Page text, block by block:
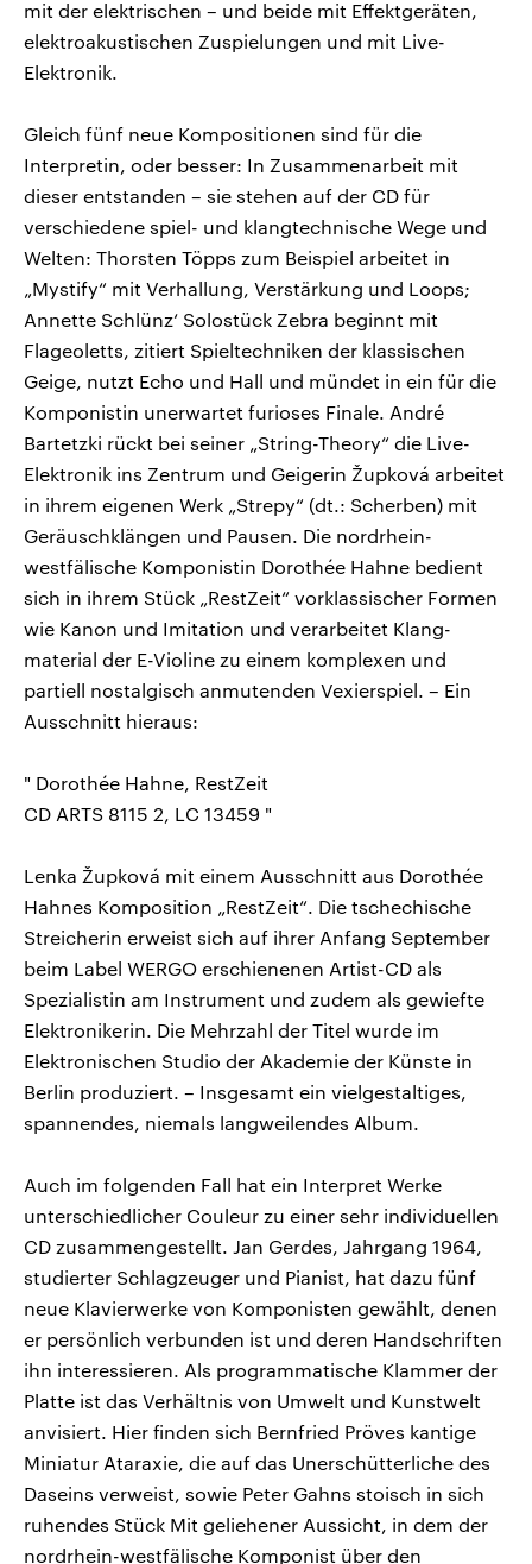
mit der elektrischen – und beide mit Effektgeräten,
elektroakustischen Zuspielungen und mit Live-
Elektronik.
Gleich fünf neue Kompositionen sind für die
Interpretin, oder besser: In Zusammenarbeit mit
dieser entstanden – sie stehen auf der CD für
verschiedene spiel- und klangtechnische Wege und
Welten: Thorsten Töpps zum Beispiel arbeitet in
„Mystify“ mit Verhallung, Verstärkung und Loops;
Annette Schlünz‘ Solostück Zebra beginnt mit
Flageoletts, zitiert Spieltechniken der klassischen
Geige, nutzt Echo und Hall und mündet in ein für die
Komponistin unerwartet furioses Finale. André
Bartetzki rückt bei seiner „String-Theory“ die Live-
Elektronik ins Zentrum und Geigerin Župková arbeitet
in ihrem eigenen Werk „Strepy“ (dt.: Scherben) mit
Geräuschklängen und Pausen. Die nordrhein-
westfälische Komponistin Dorothée Hahne bedient
sich in ihrem Stück „RestZeit“ vorklassischer Formen
wie Kanon und Imitation und verarbeitet Klang-
material der E-Violine zu einem komplexen und
partiell nostalgisch anmutenden Vexierspiel. – Ein
Ausschnitt hieraus:
" Dorothée Hahne, RestZeit
CD ARTS 8115 2, LC 13459 "
Lenka Župková mit einem Ausschnitt aus Dorothée
Hahnes Komposition „RestZeit“. Die tschechische
Streicherin erweist sich auf ihrer Anfang September
beim Label WERGO erschienenen Artist-CD als
Spezialistin am Instrument und zudem als gewiefte
Elektronikerin. Die Mehrzahl der Titel wurde im
Elektronischen Studio der Akademie der Künste in
Berlin produziert. – Insgesamt ein vielgestaltiges,
spannendes, niemals langweilendes Album.
Auch im folgenden Fall hat ein Interpret Werke
unterschiedlicher Couleur zu einer sehr individuellen
CD zusammengestellt. Jan Gerdes, Jahrgang 1964,
studierter Schlagzeuger und Pianist, hat dazu fünf
neue Klavierwerke von Komponisten gewählt, denen
er persönlich verbunden ist und deren Handschriften
ihn interessieren. Als programmatische Klammer der
Platte ist das Verhältnis von Umwelt und Kunstwelt
anvisiert. Hier finden sich Bernfried Pröves kantige
Miniatur Ataraxie, die auf das Unerschütterliche des
Daseins verweist, sowie Peter Gahns stoisch in sich
ruhendes Stück Mit geliehener Aussicht, in dem der
nordrhein-westfälische Komponist über den